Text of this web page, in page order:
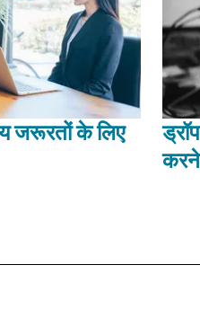
जरूरतों के लिए